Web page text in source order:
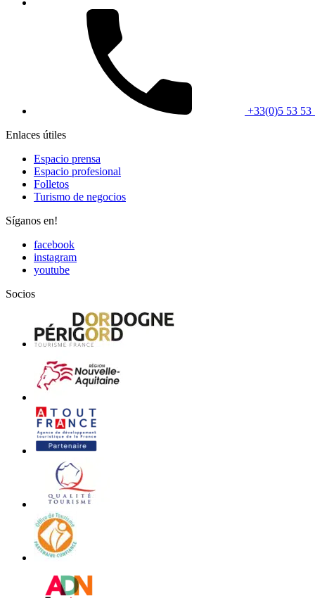
+33(0)5 53 53
Enlaces útiles
Espacio prensa
Espacio profesional
Folletos
Turismo de negocios
Síganos en!
facebook
instagram
youtube
Socios